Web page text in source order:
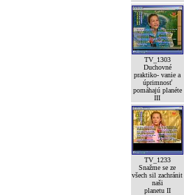
TV_1303
Duchovné
praktiko- vanie a
úprimnosť
pomáhajú planéte
III
TV_1233
Snažme se ze
všech sil zachránit
naši
planetu II